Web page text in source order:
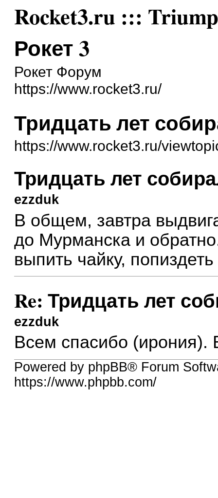
Rocket3.ru :::
Рокет 3
Рокет Форум
https://www.rocket3.ru/
Тридцать лет
https://www.rocket3.ru/
Тридцать лет
ezzduk
В общем, завтра
до Мурманска и
выпить чайку,
Re: Тридцать лет
ezzduk
Всем спасибо (ирония).
Powered by phpBB® Forum
https://www.phpbb.com/